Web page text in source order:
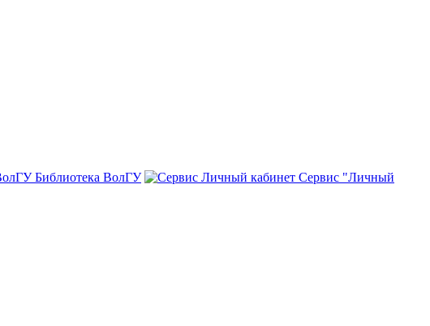
Библиотека ВолГУ
Сервис "Личный